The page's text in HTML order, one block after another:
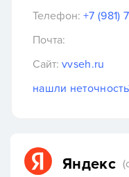
Телефон: +7 (981)
Почта:
Сайт: vvseh.ru
нашли
Яндекс